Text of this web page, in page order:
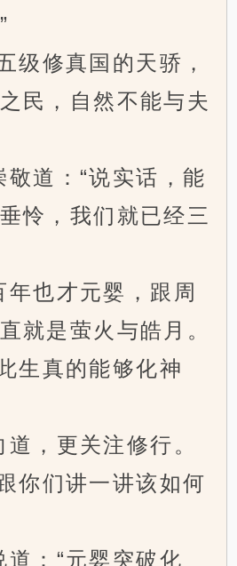
修真国的天骄，
民，自然不能与夫
道：“说实话，能
怜，我们就已经三
也才元婴，跟周
就是萤火与皓月。
生真的能够化神
，更关注修行。
你们讲一讲该如何
：“元婴突破化